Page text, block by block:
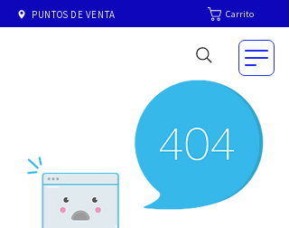
PUNTOS DE VENTA Carrito